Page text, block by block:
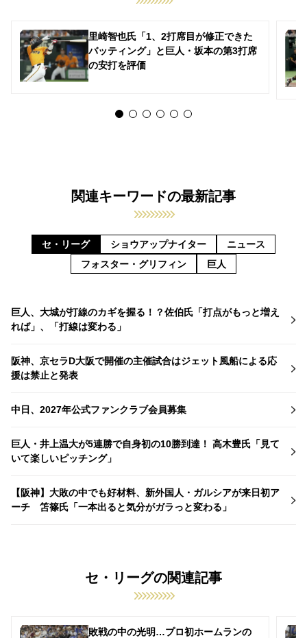
里崎智也氏「1、2打席目が修正できた
バッティング」と巨人・坂本の第3打席
の安打を評価
関連キーワードの最新記事
セ・リーグ ショウアップナイター
ニュース
フォスター・グリフィン
巨人
巨人、大城が打線のカギを握る！？佐伯氏「打点がもっと増え
れば」、「打線は変わる」
阪神、京セラD大阪で開催の主催試合はジェット風船による応
援は禁止と発表
中日、2027年公式ファンクラブ会員募集
巨人・井上温大が5連勝で自身初の10勝到達！ 高木豊氏「見て
いて楽しいピッチング」
【阪神】大敗の中でも好材料、新外国人・ガルシアが来日初ア
ーチ 笘篠氏「一本出ると気分がガラっと変わる」
セ・リーグの関連記事
敗戦の中の光明…プロ初ホームランの